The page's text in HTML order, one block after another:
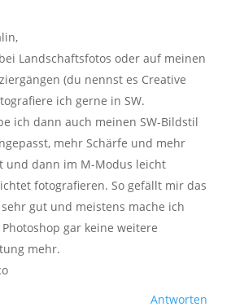
Landschaftsfotos oder auf meinen
(du nennst es Creative
ich gerne in SW.
ich dann auch meinen SW-Bildstil
mehr Schärfe und mehr
und dann im M-Modus leicht
fotografieren. So gefällt mir das
gut und meistens mache ich
gar keine weitere
mehr.
Antworten